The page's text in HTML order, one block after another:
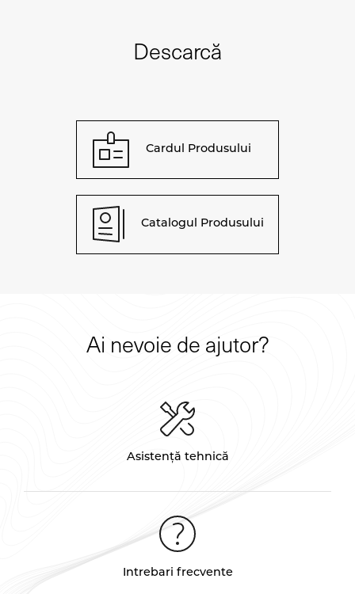
Descarcă
Cardul Produsului
Catalogul Produsului
Ai nevoie de ajutor?
Asistență tehnică
Intrebari frecvente